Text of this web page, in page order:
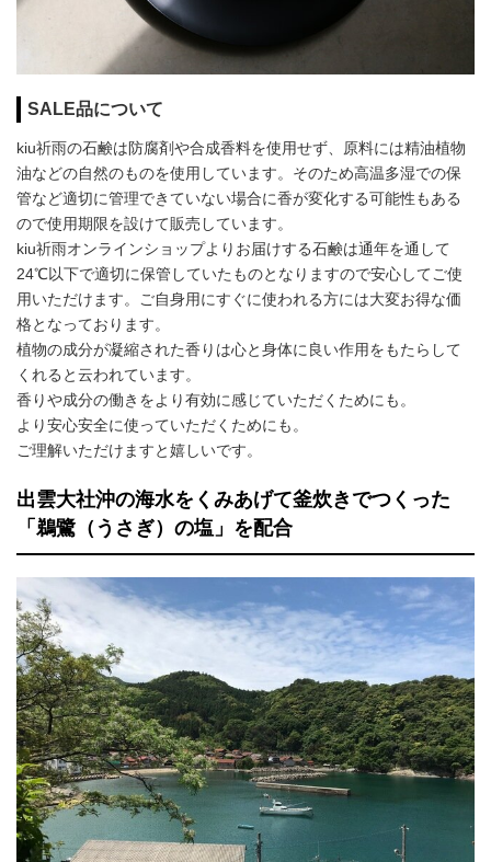
SALE品について
kiu祈雨の石鹸は防腐剤や合成香料を使用せず、原料には精油植物
油などの自然のものを使用しています。そのため高温多湿での保
管など適切に管理できていない場合に香が変化する可能性もある
ので使用期限を設けて販売しています。
kiu祈雨オンラインショップよりお届けする石鹸は通年を通して
24℃以下で適切に保管していたものとなりますので安心してご使
用いただけます。ご自身用にすぐに使われる方には大変お得な価
格となっております。
植物の成分が凝縮された香りは心と身体に良い作用をもたらして
くれると云われています。
香りや成分の働きをより有効に感じていただくためにも。
より安心安全に使っていただくためにも。
ご理解いただけますと嬉しいです。
出雲大社沖の海水をくみあげて釜炊きでつくった
「鵜鷺（うさぎ）の塩」を配合